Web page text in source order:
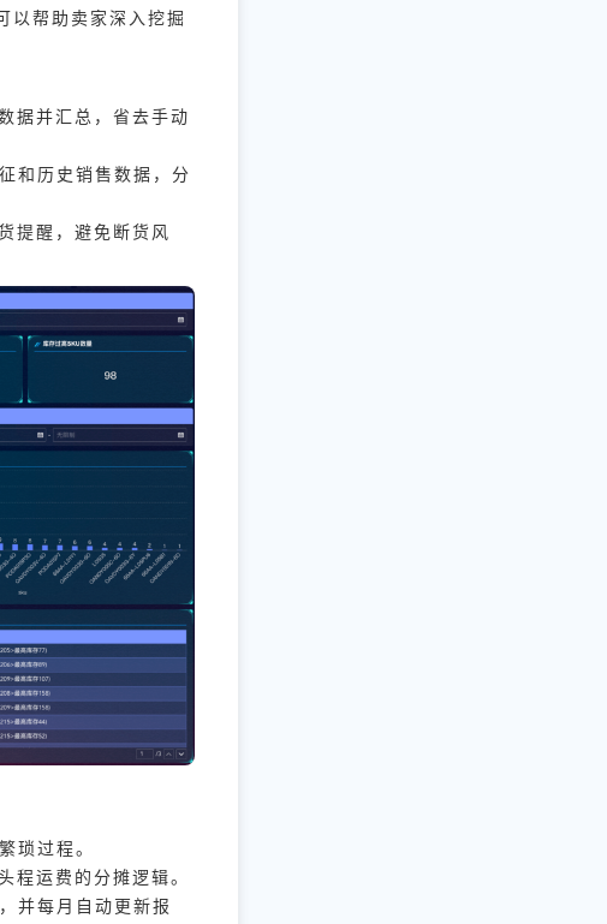
以帮助卖家深入挖掘
据并汇总，省去手动
和历史销售数据，分
提醒，避免断货风
琐过程。
程运费的分摊逻辑。
并每月自动更新报